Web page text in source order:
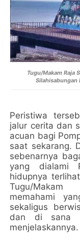
Tugu/Makam Raja
Silahisabungan
Peristiwa
jalur cerita dan
acuan bagi
saat sekarang.
sebenarnya
yang dialami
hidupnya
Tugu/Makam
memahami
sekaligus
dan di sana
menjelaskannya.